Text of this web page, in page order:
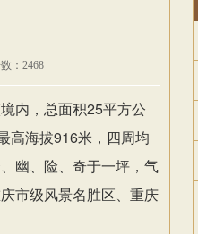
：2468
内，总面积25平方公
高海拔916米，四周均
幽、险、奇于一坪，气
市级风景名胜区、重庆